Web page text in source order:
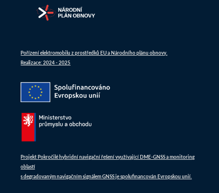
Pořízení elektromobilu z prostředků EU a Národního plánu obnovy.
Realizace: 2024 - 2025
Projekt Pokročilé hybridní navigační řešení využívající DME-GNSS a monitoring
oblastí
s degradovaným navigačním signálem GNSS je spolufinancován Evropskou unií.